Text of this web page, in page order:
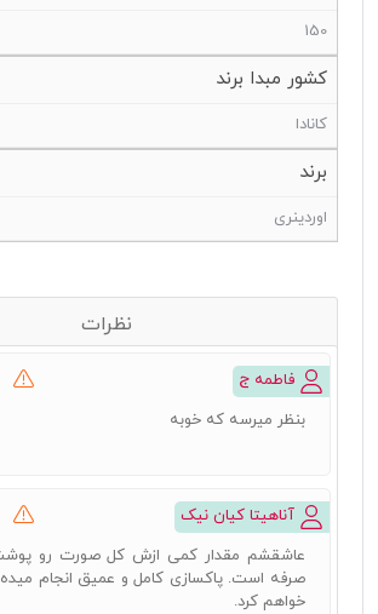
150
کشور مبدا برند
کانادا
برند
اوردینری
نظرات
فاطمه ج
بنظر میرسه که خوبه
آناهیتا کیان نیک
عاشقشم مقدار کمی ازش کل صورت رو
صرفه است. پاکسازی کامل و عمیق انجام
خواهم کرد.